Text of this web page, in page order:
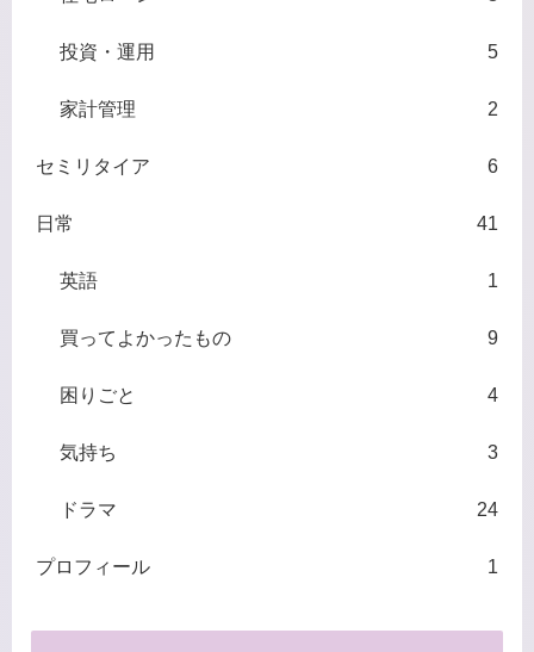
投資・運用 5
家計管理 2
セミリタイア 6
日常 41
英語 1
買ってよかったもの 9
困りごと 4
気持ち 3
ドラマ 24
プロフィール 1